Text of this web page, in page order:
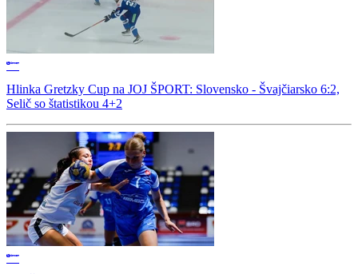
Hlinka Gretzky Cup na JOJ ŠPORT: Slovensko - Švajčiarsko 6:2,
Selič so štatistikou 4+2